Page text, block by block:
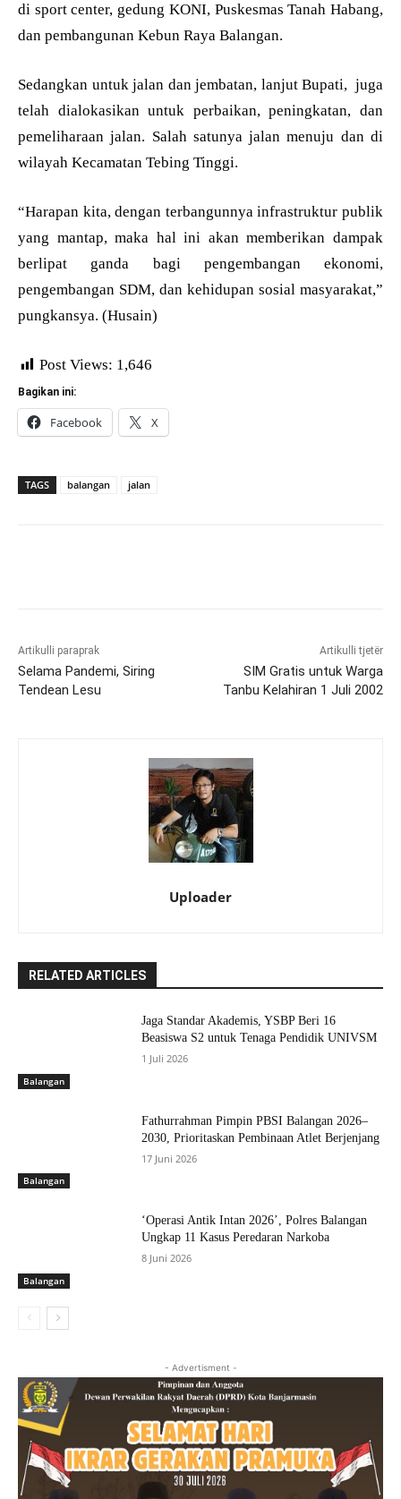
di sport center, gedung KONI, Puskesmas Tanah Habang,
dan pembangunan Kebun Raya Balangan.
Sedangkan untuk jalan dan jembatan, lanjut Bupati, juga
telah dialokasikan untuk perbaikan, peningkatan, dan
pemeliharaan jalan. Salah satunya jalan menuju dan di
wilayah Kecamatan Tebing Tinggi.
“Harapan kita, dengan terbangunnya infrastruktur publik
yang mantap, maka hal ini akan memberikan dampak
berlipat ganda bagi pengembangan ekonomi,
pengembangan SDM, dan kehidupan sosial masyarakat,”
pungkansya. (Husain)
Post Views: 1,646
Bagikan ini:
Facebook X
TAGS balangan jalan
Artikulli paraprak
Selama Pandemi, Siring
Tendean Lesu
Artikulli tjetër
SIM Gratis untuk Warga
Tanbu Kelahiran 1 Juli 2002
Uploader
RELATED ARTICLES
Balangan
Jaga Standar Akademis, YSBP Beri 16
Beasiswa S2 untuk Tenaga Pendidik UNIVSM
1 Juli 2026
Balangan
Fathurrahman Pimpin PBSI Balangan 2026–
2030, Prioritaskan Pembinaan Atlet Berjenjang
17 Juni 2026
Balangan
‘Operasi Antik Intan 2026’, Polres Balangan
Ungkap 11 Kasus Peredaran Narkoba
8 Juni 2026
- Advertisment -